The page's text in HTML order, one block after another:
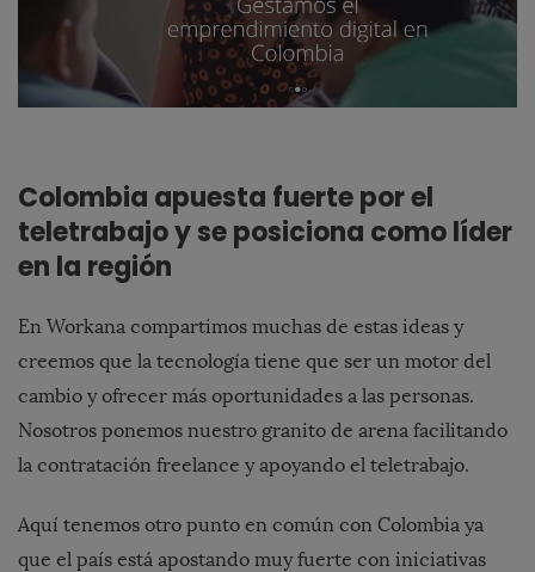
Colombia apuesta fuerte por el
teletrabajo y se posiciona como líder
en la región
En Workana compartimos muchas de estas ideas y
creemos que la tecnología tiene que ser un motor del
cambio y ofrecer más oportunidades a las personas.
Nosotros ponemos nuestro granito de arena facilitando
la contratación freelance y apoyando el teletrabajo.
Aquí tenemos otro punto en común con Colombia ya
que el país está apostando muy fuerte con iniciativas